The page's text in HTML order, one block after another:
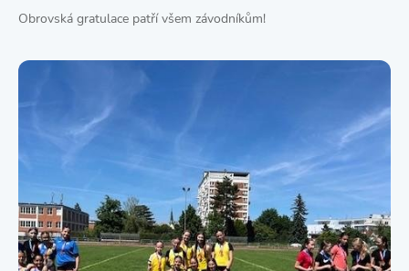
Obrovská gratulace patří všem závodníkům!